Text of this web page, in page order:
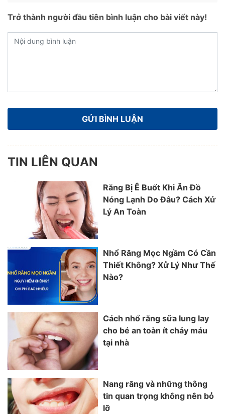
Trở thành người đầu tiên bình luận cho bài viết này!
TIN LIÊN QUAN
Răng Bị Ê Buốt Khi Ăn Đồ
Nóng Lạnh Do Đâu? Cách Xử
Lý An Toàn
Nhổ Răng Mọc Ngầm Có Cần
Thiết Không? Xử Lý Như Thế
Nào?
Cách nhổ răng sữa lung lay
cho bé an toàn ít chảy máu
tại nhà
Nang răng và những thông
tin quan trọng không nên bỏ
lỡ